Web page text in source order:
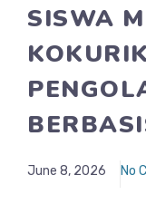
SISWA
June 8, 2026 No